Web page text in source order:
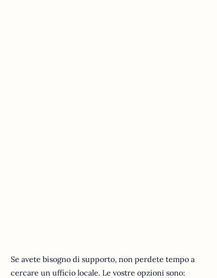
Se avete bisogno di supporto, non perdete tempo a
cercare un ufficio locale. Le vostre opzioni sono: